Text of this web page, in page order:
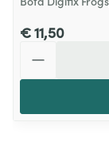
€ 11,50